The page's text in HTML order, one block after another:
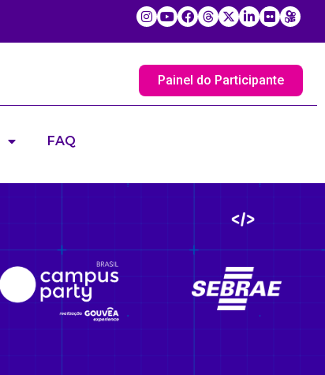
Painel do Participante
FAQ